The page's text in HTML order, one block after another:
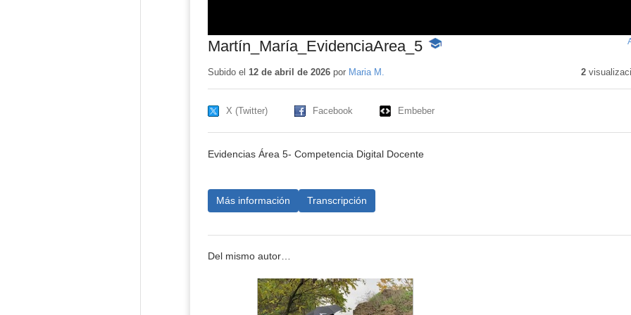
Martín_María_EvidenciaArea_5 -
Subido el 12 de abril de 2026por Maria M. 2
X (Twitter) Facebook Embeber
Evidencias Área 5- Competencia Digital Docente
Más información Transcripción
Del mismo autor…